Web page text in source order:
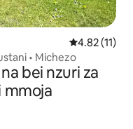
Ukadiriaji wa
4.82 (11)
• Michezo
bei nzuri za
mmoja